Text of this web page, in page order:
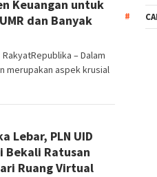
Keuangan untuk
dan Banyak
– Dalam
merupakan aspek krusial
Lebar, PLN UID
Bekali Ratusan
Ruang Virtual